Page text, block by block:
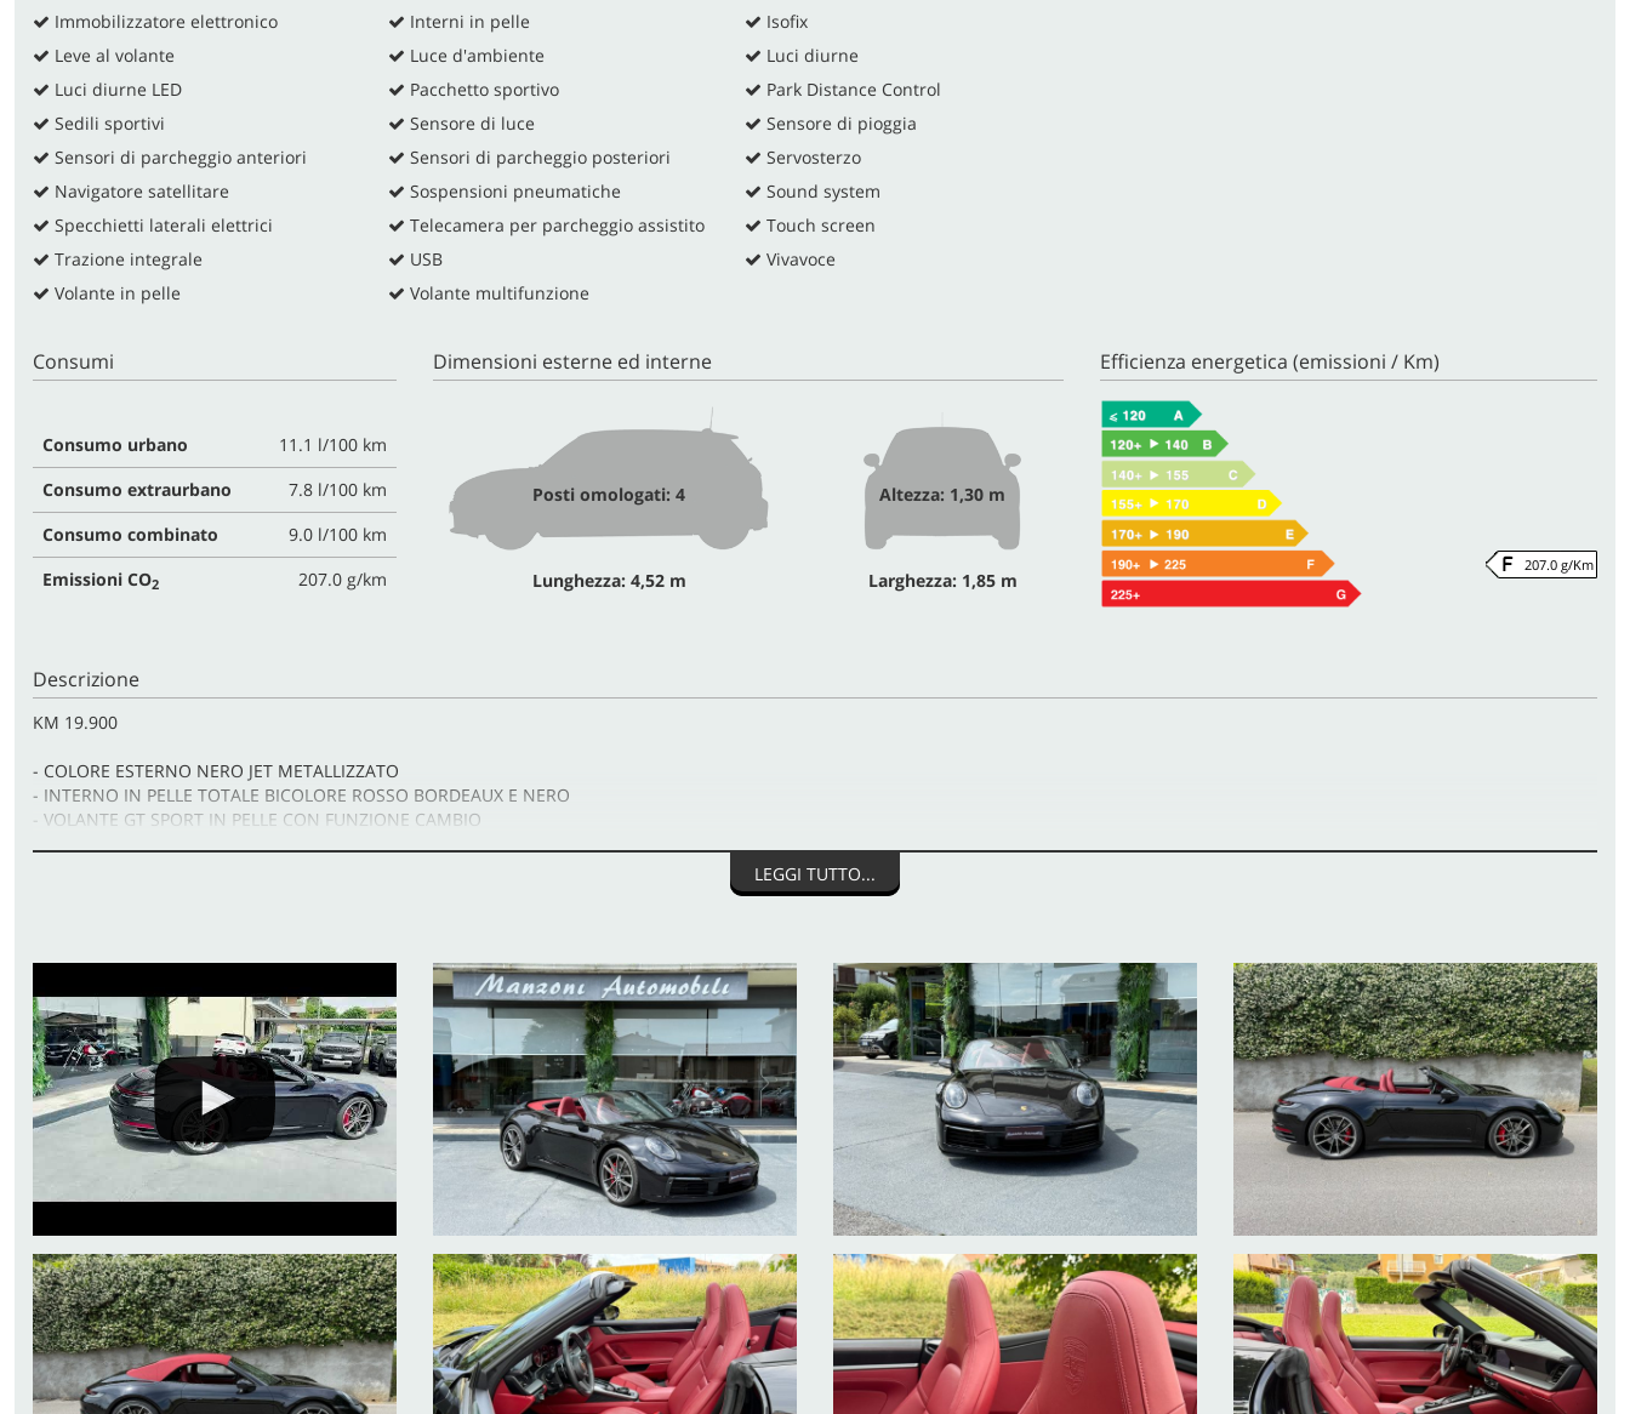
Immobilizzatore elettronico
Leve al volante
Luci diurne LED
Sedili sportivi
Sensori di parcheggio anteriori
Navigatore satellitare
Specchietti laterali elettrici
Trazione integrale
Volante in pelle
Interni in pelle
Luce d'ambiente
Pacchetto sportivo
Sensore di luce
Sensori di parcheggio posteriori
Sospensioni pneumatiche
Telecamera per parcheggio assistito
USB
Volante multifunzione
Isofix
Luci diurne
Park Distance Control
Sensore di pioggia
Servosterzo
Sound system
Touch screen
Vivavoce
Consumi
Consumo urbano
11.1 l/100 km
Consumo extraurbano
7.8 l/100 km
Consumo combinato
9.0 l/100 km
Emissioni CO2 207.0 g/km
Dimensioni esterne ed interne
Posti omologati: 4
Lunghezza: 4,52 m
Altezza: 1,30 m
Larghezza: 1,85 m
Efficienza energetica (emissioni / Km)
207.0 g/Km
Descrizione
KM 19.900
- COLORE ESTERNO NERO JET METALLIZZATO
- INTERNO IN PELLE TOTALE BICOLORE ROSSO BORDEAUX E NERO
- VOLANTE GT SPORT IN PELLE CON FUNZIONE CAMBIO
- SCARICO SPORTIVO
- POGGIATESTA ANTERIORI CON STEMMA PORSCHE
- RETROVISORI ESTERNI RIPIEGABILI ELETTRICAMENTE
- PACCHETTO LUCI ABITACOLO
- PACCHETTO CRONO SPORT
- FARI MATRIX A LED PORSCHE DYNAMIC LIGHT SYSTEM PLUS
- COMFORT ACCESS
- CERCHI IN LEGA DA "20/"21 CARRERA CLASSIC
- CLIMATIZZATORE AUTOMATICO A DUE ZONE
- ANDROID AUTO
- TEMPOMAT
- LUNOTTO TERMICO
- PASM
- MODULO NAVIGATORE
- VIVAVOCE BLUETOOTH
- DAB
UNICO PROPRIETARIO
LEGGI TUTTO...